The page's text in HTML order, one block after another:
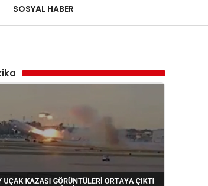
SOSYAL HABER